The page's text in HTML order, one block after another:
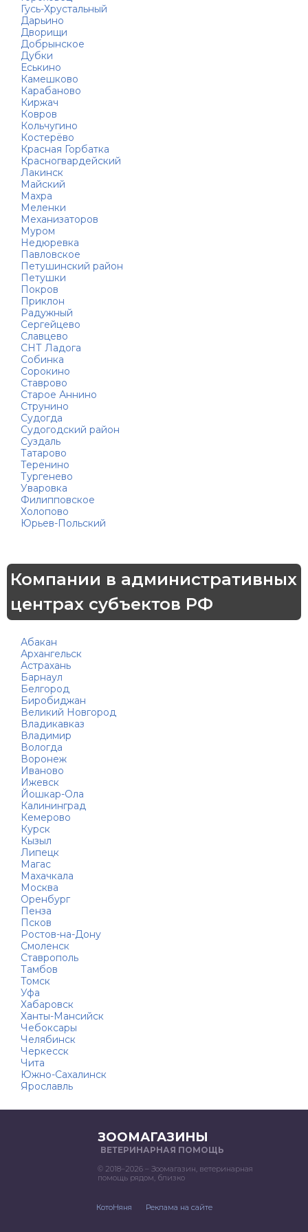
Гусь-Хрустальный
Дарьино
Дворищи
Добрынское
Дубки
Еськино
Камешково
Карабаново
Киржач
Ковров
Кольчугино
Костерёво
Красная Горбатка
Красногвардейский
Лакинск
Майский
Махра
Меленки
Механизаторов
Муром
Недюревка
Павловское
Петушинский район
Петушки
Покров
Приклон
Радужный
Сергейцево
Славцево
СНТ Ладога
Собинка
Сорокино
Ставрово
Старое Аннино
Струнино
Судогда
Судогодский район
Суздаль
Татарово
Теренино
Тургенево
Уваровка
Филипповское
Холопово
Юрьев-Польский
Компании в административных
центрах субъектов РФ
Абакан
Архангельск
Астрахань
Барнаул
Белгород
Биробиджан
Великий Новгород
Владикавказ
Владимир
Вологда
Воронеж
Иваново
Ижевск
Йошкар-Ола
Калининград
Кемерово
Курск
Кызыл
Липецк
Магас
Махачкала
Москва
Оренбург
Пенза
Псков
Ростов-на-Дону
Смоленск
Ставрополь
Тамбов
Томск
Уфа
Хабаровск
Ханты-Мансийск
Чебоксары
Челябинск
Черкесск
Чита
Южно-Сахалинск
Ярославль
ЗООМАГАЗИНЫ
ВЕТЕРИНАРНАЯ ПОМОЩЬ
© 2018–2026 – Зоомагазин, ветеринарная
помощь рядом, близко
КотоНяня Реклама на сайте